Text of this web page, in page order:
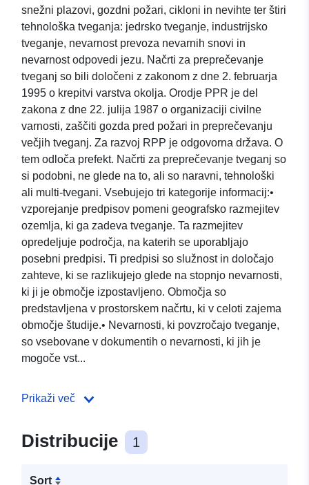
snežni plazovi, gozdni požari, cikloni in nevihte ter štiri
tehnološka tveganja: jedrsko tveganje, industrijsko
tveganje, nevarnost prevoza nevarnih snovi in
nevarnost odpovedi jezu. Načrti za preprečevanje
tveganj so bili določeni z zakonom z dne 2. februarja
1995 o krepitvi varstva okolja. Orodje PPR je del
zakona z dne 22. julija 1987 o organizaciji civilne
varnosti, zaščiti gozda pred požari in preprečevanju
večjih tveganj. Za razvoj RPP je odgovorna država. O
tem odloča prefekt. Načrti za preprečevanje tveganj so
si podobni, ne glede na to, ali so naravni, tehnološki
ali multi-tvegani. Vsebujejo tri kategorije informacij:•
vzporejanje predpisov pomeni geografsko razmejitev
ozemlja, ki ga zadeva tveganje. Ta razmejitev
opredeljuje področja, na katerih se uporabljajo
posebni predpisi. Ti predpisi so služnost in določajo
zahteve, ki se razlikujejo glede na stopnjo nevarnosti,
ki ji je območje izpostavljeno. Območja so
predstavljena v prostorskem načrtu, ki v celoti zajema
območje študije.• Nevarnosti, ki povzročajo tveganje,
so vsebovane v dokumentih o nevarnosti, ki jih je
mogoče vst...
Prikaži več
Distribucije 1
Sort